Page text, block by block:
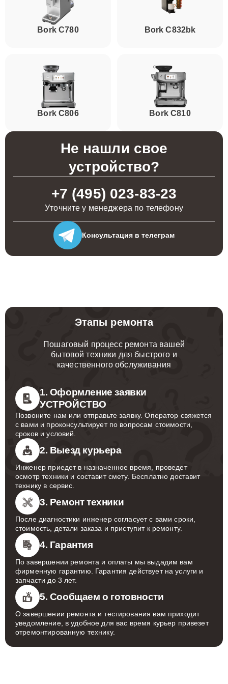
Bork C780 Bork C832bk
Bork C806 Bork C810
Не нашли свое
устройство?
+7 (495) 023-83-23
Уточните у менеджера по телефону
Консультация в телеграм
Этапы ремонта
Пошаговый процесс ремонта вашей
бытовой техники для быстрого и
качественного обслуживания
1. Оформление заявки
УСТРОЙСТВО
Позвоните нам или отправьте заявку. Оператор свяжется
с вами и проконсультирует по вопросам стоимости,
сроков и условий.
2. Выезд курьера
Инженер приедет в назначенное время, проведет
осмотр техники и составит смету. Бесплатно доставит
технику в сервис.
3. Ремонт техники
После диагностики инженер согласует с вами сроки,
стоимость, детали заказа и приступит к ремонту.
4. Гарантия
По завершении ремонта и оплаты мы выдадим вам
фирменную гарантию. Гарантия действует на услуги и
запчасти до 3 лет.
5. Сообщаем о готовности
О завершении ремонта и тестирования вам приходит
уведомление, в удобное для вас время курьер привезет
отремонтированную технику.